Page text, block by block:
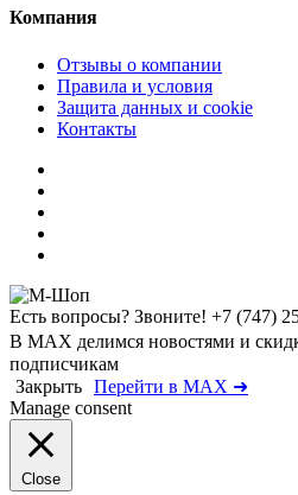
Компания
Отзывы о компании
Правила и условия
Защита данных и cookie
Контакты
Есть вопросы? Звоните! +7 (747)
В MAX делимся новостями и
подписчикам
Закрыть Перейти в MAX ➜
Manage consent
Close